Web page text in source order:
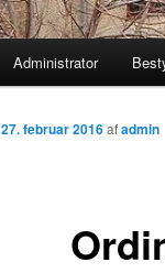
Administrator
27. februar 2016afadmin